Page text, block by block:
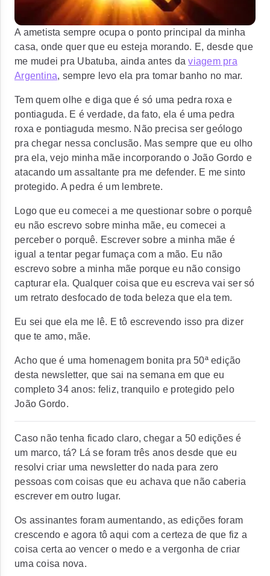
A ametista sempre ocupa o ponto principal da minha
casa, onde quer que eu esteja morando. E, desde que
me mudei pra Ubatuba, ainda antes daviagem pra
Argentina, sempre levo ela pra tomar banho no mar.
Tem quem olhe e diga que é só uma pedra roxa e
pontiaguda. E é verdade, da fato, ela é uma pedra
roxa e pontiaguda mesmo. Não precisa ser geólogo
pra chegar nessa conclusão. Mas sempre que eu olho
pra ela, vejo minha mãe incorporando o João Gordo e
atacando um assaltante pra me defender. E me sinto
protegido. A pedra é um lembrete.
Logo que eu comecei a me questionar sobre o porquê
eu não escrevo sobre minha mãe, eu comecei a
perceber o porquê. Escrever sobre a minha mãe é
igual a tentar pegar fumaça com a mão. Eu não
escrevo sobre a minha mãe porque eu não consigo
capturar ela. Qualquer coisa que eu escreva vai ser só
um retrato desfocado de toda beleza que ela tem.
Eu sei que ela me lê. E tô escrevendo isso pra dizer
que te amo, mãe.
Acho que é uma homenagem bonita pra 50ª edição
desta newsletter, que sai na semana em que eu
completo 34 anos: feliz, tranquilo e protegido pelo
João Gordo.
Caso não tenha ficado claro, chegar a 50 edições é
um marco, tá? Lá se foram três anos desde que eu
resolvi criar uma newsletter do nada para zero
pessoas com coisas que eu achava que não caberia
escrever em outro lugar.
Os assinantes foram aumentando, as edições foram
crescendo e agora tô aqui com a certeza de que fiz a
coisa certa ao vencer o medo e a vergonha de criar
uma coisa nova.